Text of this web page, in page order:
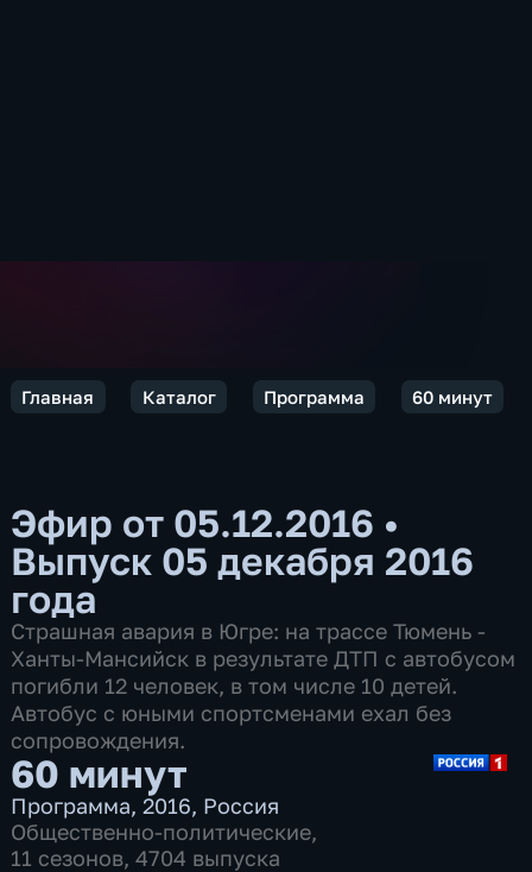
Главная Каталог Программа 60 минут
Эфир от 05.12.2016 •
Выпуск 05 декабря 2016
года
Страшная авария в Югре: на трассе Тюмень -
Ханты-Мансийск в результате ДТП с автобусом
погибли 12 человек, в том числе 10 детей.
Автобус с юными спортсменами ехал без
сопровождения.
60 минут
Программа,2016, Россия
Общественно-политические,
11 сезонов, 4704 выпуска